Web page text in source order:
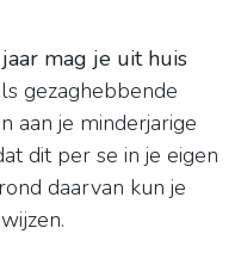
mag je uit huis
gezaghebbende
aan je minderjarige
dit per se in je eigen
daarvan kun je